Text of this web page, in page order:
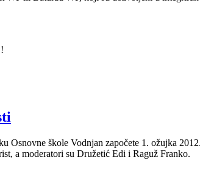
Osnovne škole Vodnjan započete 1. ožujka
a moderatori su Družetić Edi i Raguž Franko.